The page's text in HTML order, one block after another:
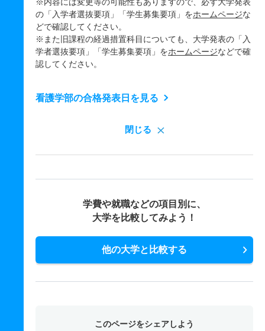
の「入学者選抜要項」「学生募集要項」をホームページな
どで確認してください。
※また旧課程の経過措置科目についても、大学発表の「入
学者選抜要項」「学生募集要項」をホームページなどで確
認してください。
看護学部の合格発表日を見る
閉じる
学費や就職などの項目別に、
大学を比較してみよう！
他の大学と比較する
このページをシェアしよう